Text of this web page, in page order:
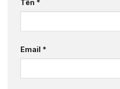
Tên *
Email *